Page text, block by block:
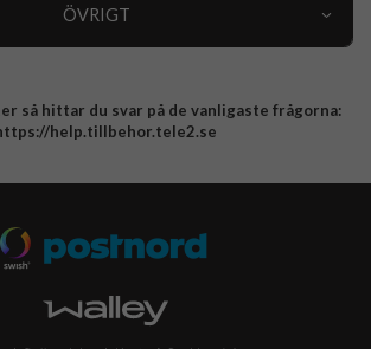
ÖVRIGT
så hittar du svar på de vanligaste frågorna:
help.tillbehor.tele2.se